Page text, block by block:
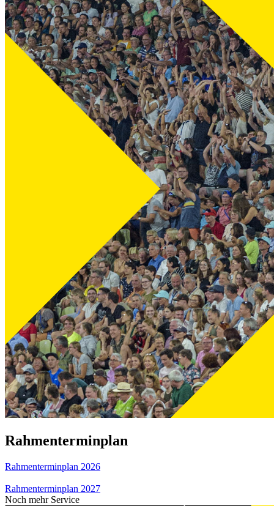
Rahmenterminplan
Rahmenterminplan 2026
Rahmenterminplan 2027
Noch mehr Service